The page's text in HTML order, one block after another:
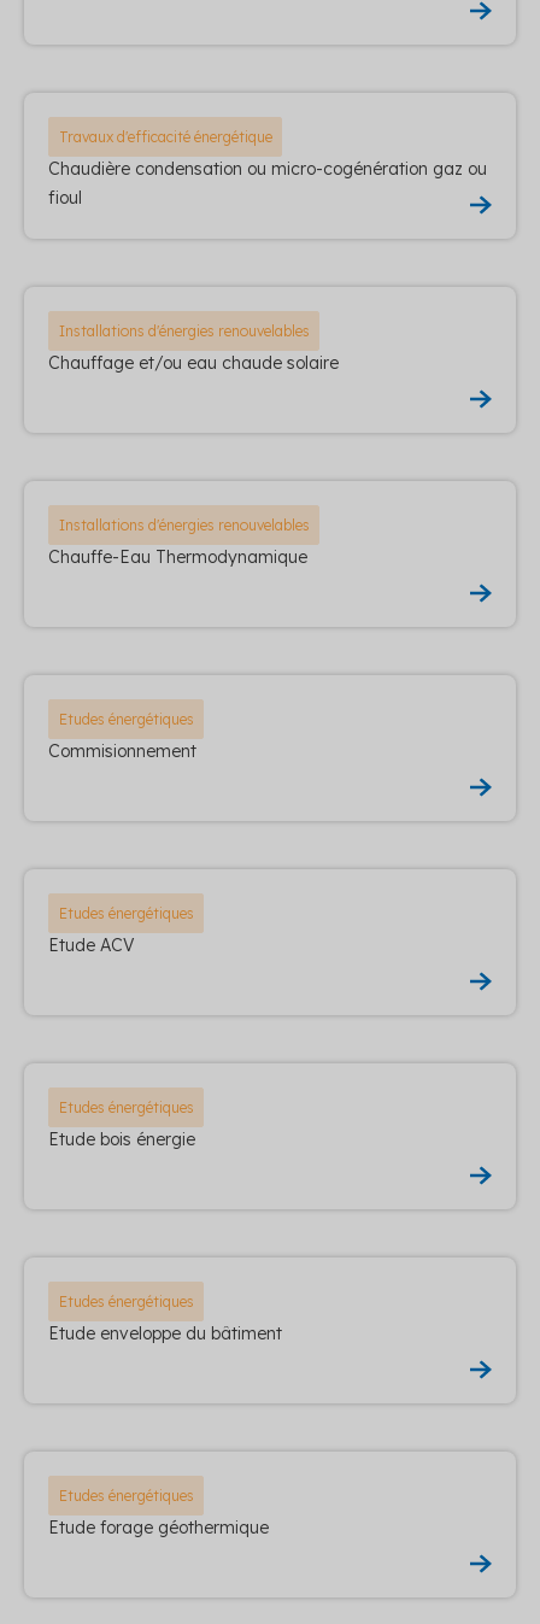
Travaux d'efficacité énergétique
Chaudière condensation ou micro-cogénération gaz ou
fioul
Installations d'énergies renouvelables
Chauffage et/ou eau chaude solaire
Installations d'énergies renouvelables
Chauffe-Eau Thermodynamique
Etudes énergétiques
Commisionnement
Etudes énergétiques
Etude ACV
Etudes énergétiques
Etude bois énergie
Etudes énergétiques
Etude enveloppe du bâtiment
Etudes énergétiques
Etude forage géothermique